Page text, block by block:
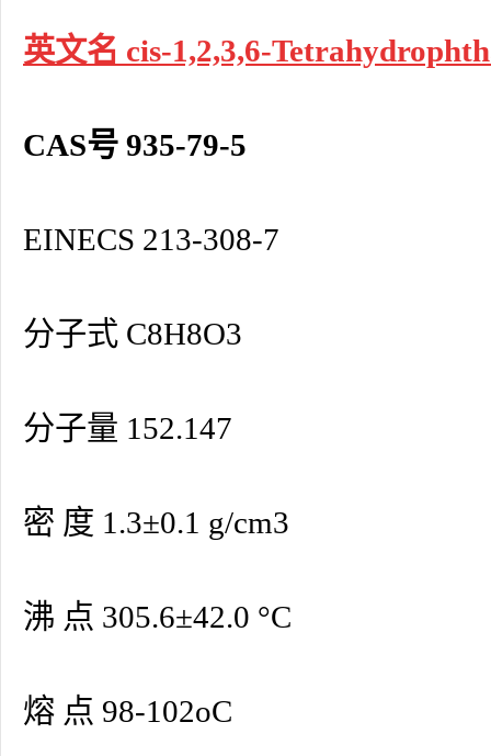
英文名 cis-1,2,3,6-
CAS号 935-79-5
EINECS 213-308-7
分子式 C8H8O3
分子量 152.147
密 度 1.3±0.1 g/cm3
沸 点 305.6±42.0 °C
熔 点 98-102oC